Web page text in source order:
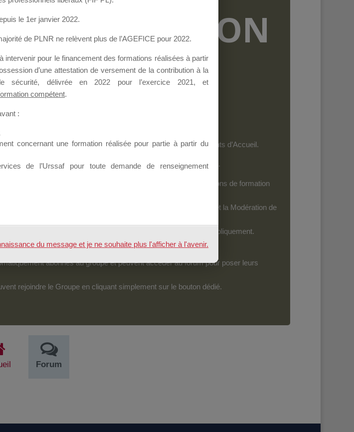
FORMATION
Conseillers salariés de l’AGEFICE et les personnels des Points d’Accueil.
ou poser vos questions concernant les dispositifs de l’AGEFICE.
sur l’AGEFICE et sur les aides au financement d’actions de formation
étant des messages
: Seuls leurs Auteurs et la Modération de
certains des échanges pourront devenir accessibles publiquement.
cet espace.
abonnés au groupe et peuvent accéder au forum pour poser leurs
rejoindre le Groupe en cliquant simplement sur le bouton dédié.
Forum
le 1er janvier 2022.
de PLNR ne relèvent plus de l’AGEFICE pour 2022.
intervenir pour le financement des formations réalisées à partir
d’une attestation de versement de la contribution à la
sécurité, délivrée en 2022 pour l’exercice 2021, et
compétent.
:
concernant une formation réalisée pour partie à partir du
de l’Urssaf pour toute demande de renseignement
du message et je ne souhaite plus l'afficher à l'avenir.